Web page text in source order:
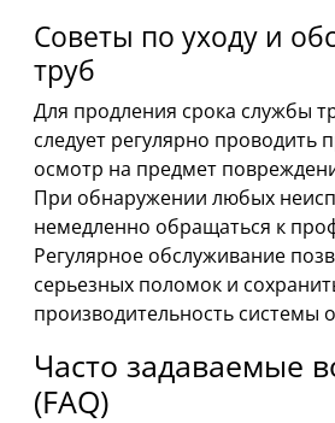
Советы по уходу и
труб
Для продления срока службы
следует регулярно проводить
осмотр на предмет
При обнаружении любых
немедленно обращаться к
Регулярное обслуживание
серьезных поломок и
производительность системы
Часто задаваемые
(FAQ)